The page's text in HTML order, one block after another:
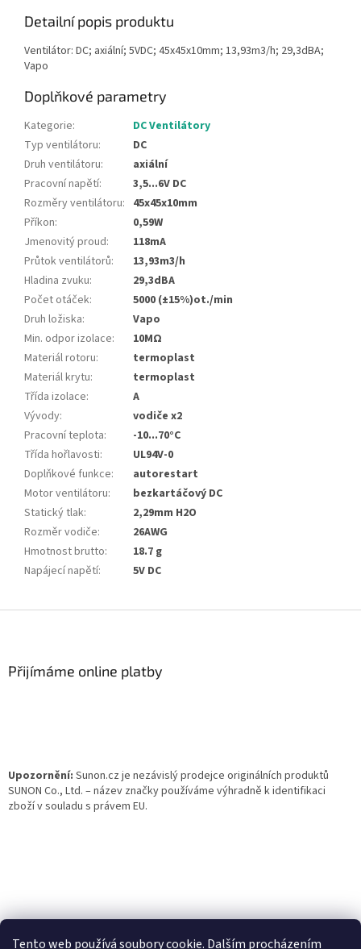
Tento web používá soubory cookie. Dalším procházením
Detailní popis produktu
Ventilátor: DC; axiální; 5VDC; 45x45x10mm; 13,93m3/h; 29,3dBA;
Vapo
Doplňkové parametry
Kategorie:
DC Ventilátory
Typ ventilátoru:
DC
Druh ventilátoru:
axiální
Pracovní napětí:
3,5...6V DC
Rozměry ventilátoru: 45x45x10mm
Příkon:
0,59W
Jmenovitý proud:
118mA
Průtok ventilátorů:
13,93m3/h
Hladina zvuku:
29,3dBA
Počet otáček:
5000 (±15%)ot./min
Druh ložiska:
Vapo
Min. odpor izolace:
10MΩ
Materiál rotoru:
termoplast
Materiál krytu:
termoplast
Třída izolace:
A
Vývody:
vodiče x2
Pracovní teplota:
-10...70°C
Třída hořlavosti:
UL94V-0
Doplňkové funkce:
autorestart
Motor ventilátoru:
bezkartáčový DC
Statický tlak:
2,29mm H2O
Rozměr vodiče:
26AWG
Hmotnost brutto:
18.7 g
Napájecí napětí: 5V DC
Přijímáme online platby
Upozornění: Sunon.cz je nezávislý prodejce originálních produktů
SUNON Co., Ltd. – název značky používáme výhradně k identifikaci
zboží v souladu s právem EU.